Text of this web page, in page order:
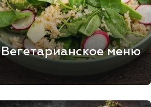
Вегетарианское меню